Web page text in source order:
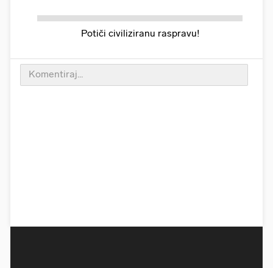
Potiči civiliziranu raspravu!